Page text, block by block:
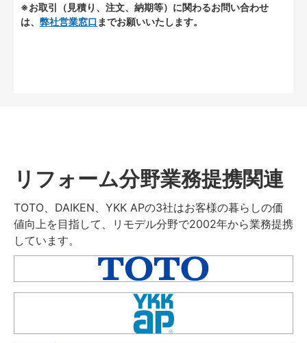
※お取引（見積り、注文、納期等）に関わるお問い合わせ
は、 弊社営業窓口 までお願いいたします。
リフォーム分野業務提携関連
TOTO、DAIKEN、YKK APの3社はお客様の暮らしの価
値向上を目指して、リモデル分野で2002年から業務提携
しています。